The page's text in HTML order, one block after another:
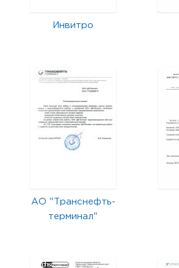
Инвитро
АО "Транснефть-
терминал"